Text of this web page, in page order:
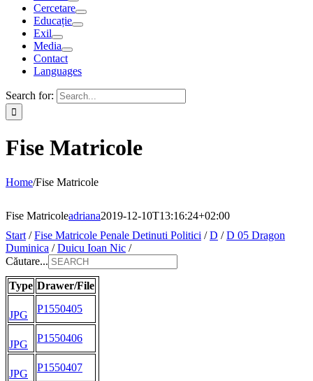
Cercetare
Educație
Exil
Media
Contact
Languages
Search for:
Fise Matricole
Home/Fise Matricole
Fise Matricoleadriana2019-12-10T13:16:24+02:00
Start /Fise Matricole Penale Detinuti Politici /D /D 05 Dragon
Duminica /Duicu Ioan Nic /
Căutare...
Type Drawer/File
JPG
P1550405
JPG
P1550406
JPG
P1550407